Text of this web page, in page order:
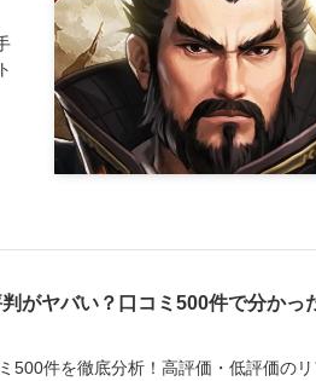
がヤバい？口コミ500件で分かっ
500件を徹底分析！高評価・低評価の